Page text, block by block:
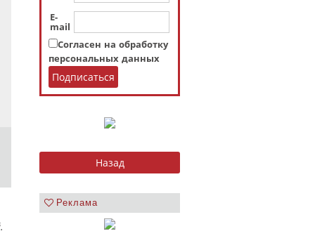
E-
mail
Согласен на обработку
персональных данных
Реклама